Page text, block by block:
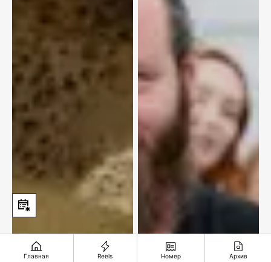
Главная Reels Номер Архив